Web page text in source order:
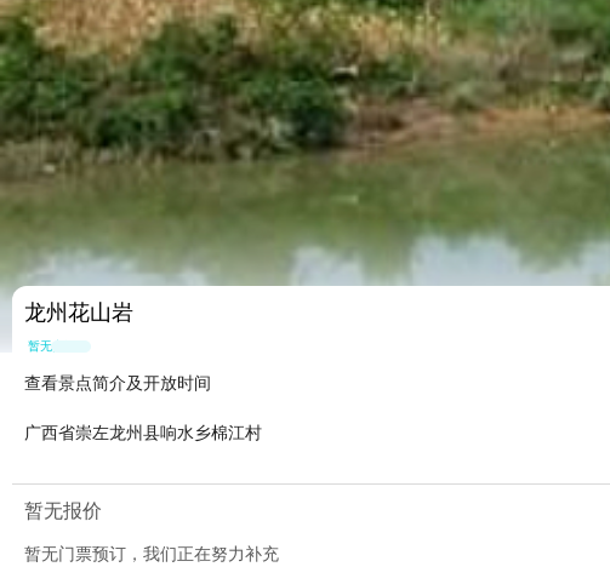
龙州花山岩
暂无点评
查看景点简介及开放时间
广西省崇左龙州县响水乡棉江村
暂无报价
暂无门票预订，我们正在努力补充